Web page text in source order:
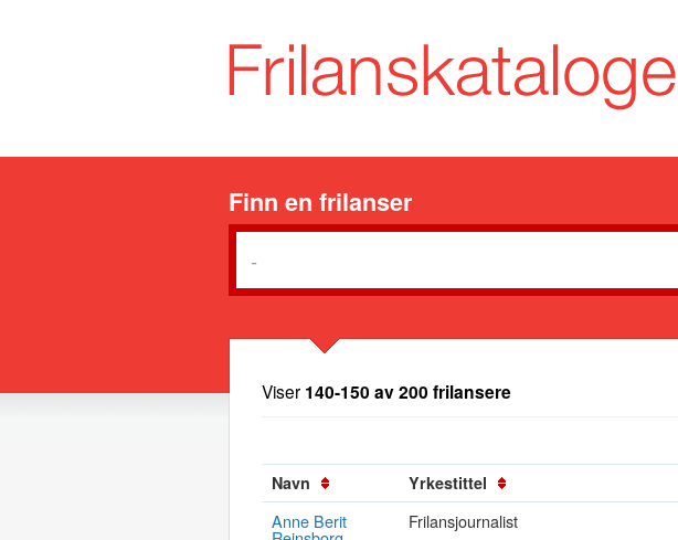
Finn en frilanser
Viser 140-150 av 200 frilansere
Navn Yrkestittel
Anne Berit Frilansjournalist